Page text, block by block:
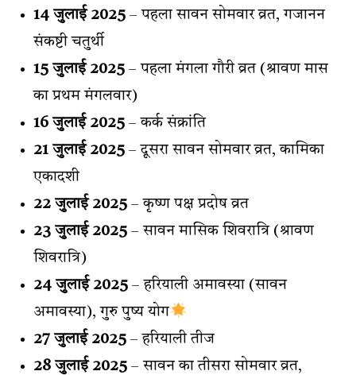
14 जुलाई 2025 – पहला सावन सोमवार व्रत, गजानन
संकष्टी चतुर्थी
15 जुलाई 2025 – पहला मंगला गौरी व्रत (श्रावण मास
का प्रथम मंगलवार)
16 जुलाई 2025 – कर्क संक्रांति
21 जुलाई 2025 – दूसरा सावन सोमवार व्रत, कामिका
एकादशी
22 जुलाई 2025 – कृष्ण पक्ष प्रदोष व्रत
23 जुलाई 2025 – सावन मासिक शिवरात्रि (श्रावण
शिवरात्रि)
24 जुलाई 2025 – हरियाली अमावस्या (सावन
अमावस्या), गुरु पुष्य योग
27 जुलाई 2025 – हरियाली तीज
28 जुलाई 2025 – सावन का तीसरा सोमवार व्रत,